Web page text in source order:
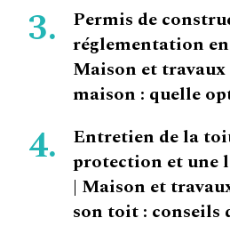
Permis de
réglementation
Maison et travaux
maison : quelle
Entretien de la
protection et une
| Maison et
son toit : conseils